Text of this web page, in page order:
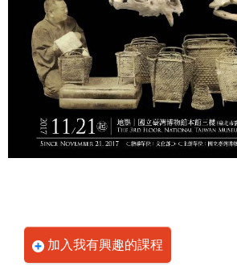
加入我有興趣的課程